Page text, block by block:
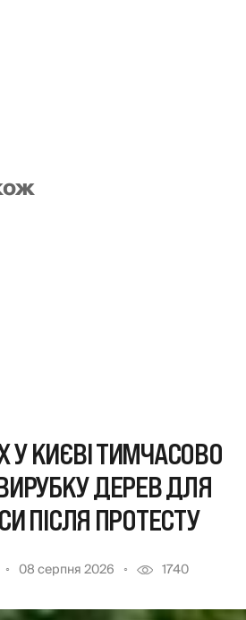
У КИЄВІ ТИМЧАСОВО
ДЕРЕВ ДЛЯ
ПІСЛЯ ПРОТЕСТУ
08 серпня 2026 1740